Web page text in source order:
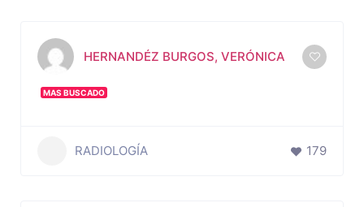
HERNANDÉZ BURGOS, VERÓNICA
MAS BUSCADO
RADIOLOGÍA 179